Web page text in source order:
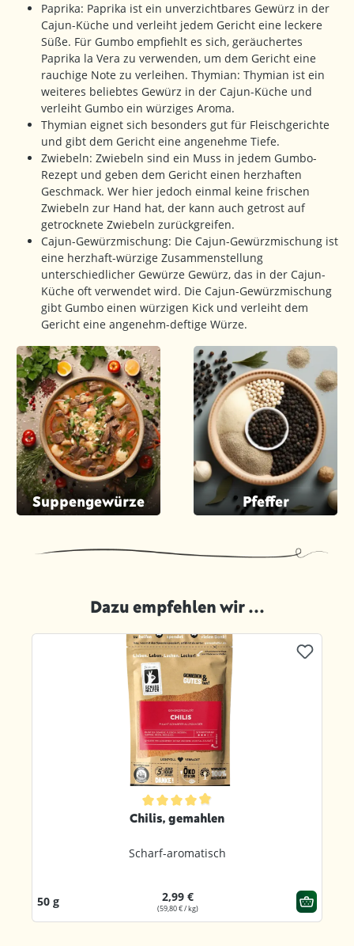
Paprika: Paprika ist ein unverzichtbares Gewürz in der
Cajun-Küche und verleiht jedem Gericht eine leckere
Süße. Für Gumbo empfiehlt es sich, geräuchertes
Paprika la Vera zu verwenden, um dem Gericht eine
rauchige Note zu verleihen. Thymian: Thymian ist ein
weiteres beliebtes Gewürz in der Cajun-Küche und
verleiht Gumbo ein würziges Aroma.
Thymian eignet sich besonders gut für Fleischgerichte
und gibt dem Gericht eine angenehme Tiefe.
Zwiebeln: Zwiebeln sind ein Muss in jedem Gumbo-
Rezept und geben dem Gericht einen herzhaften
Geschmack. Wer hier jedoch einmal keine frischen
Zwiebeln zur Hand hat, der kann auch getrost auf
getrocknete Zwiebeln zurückgreifen.
Cajun-Gewürzmischung: Die Cajun-Gewürzmischung ist
eine herzhaft-würzige Zusammenstellung
unterschiedlicher Gewürze Gewürz, das in der Cajun-
Küche oft verwendet wird. Die Cajun-Gewürzmischung
gibt Gumbo einen würzigen Kick und verleiht dem
Gericht eine angenehm-deftige Würze.
Suppengewürze Pfeffer
Dazu empfehlen wir ...
Produktgalerie überspringen
Durchschnittliche Bewertung von 4.8 von 5 Sternen
Chilis, gemahlen
Scharf-aromatisch
50 g 2,99 €
(59,80 € / kg)